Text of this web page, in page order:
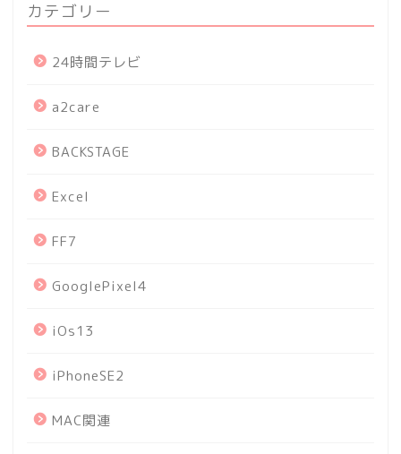
カテゴリー
24時間テレビ
a2care
BACKSTAGE
Excel
FF7
GooglePixel4
iOs13
iPhoneSE2
MAC関連